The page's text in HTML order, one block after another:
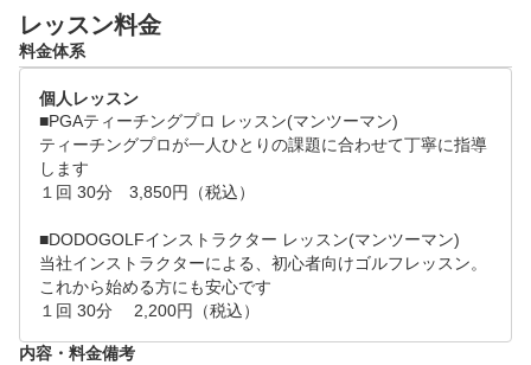
※左用打席はございません。
レッスン料金
料金体系
個人レッスン
■PGAティーチングプロ レッスン(マンツーマン)
ティーチングプロが一人ひとりの課題に合わせて丁寧に指導
します
１回 30分　3,850円（税込）
■DODOGOLFインストラクター レッスン(マンツーマン)
当社インストラクターによる、初心者向けゴルフレッスン。
これから始める方にも安心です
１回 30分 　2,200円（税込）
内容・料金備考